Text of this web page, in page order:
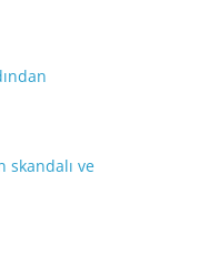
skandalı ve